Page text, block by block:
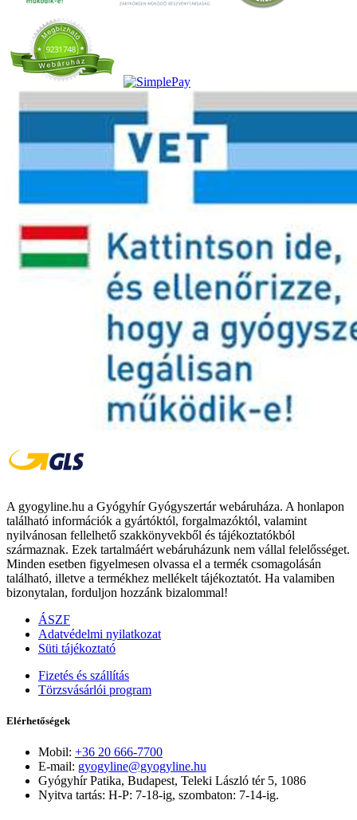
A gyogyline.hu a Gyógyhír Gyógyszertár webáruháza. A honlapon
található információk a gyártóktól, forgalmazóktól, valamint
nyilvánosan fellelhető szakkönyvekből és tájékoztatókból
származnak. Ezek tartalmáért webáruházunk nem vállal felelősséget.
Minden esetben figyelmesen olvassa el a termék csomagolásán
található, illetve a termékhez mellékelt tájékoztatót. Ha valamiben
bizonytalan, forduljon hozzánk bizalommal!
ÁSZF
Adatvédelmi nyilatkozat
Süti tájékoztató
Fizetés és szállítás
Törzsvásárlói program
Elérhetőségek
Mobil: +36 20 666-7700
E-mail: gyogyline@gyogyline.hu
Gyógyhír Patika, Budapest, Teleki László tér 5, 1086
Nyitva tartás: H-P: 7-18-ig, szombaton: 7-14-ig.